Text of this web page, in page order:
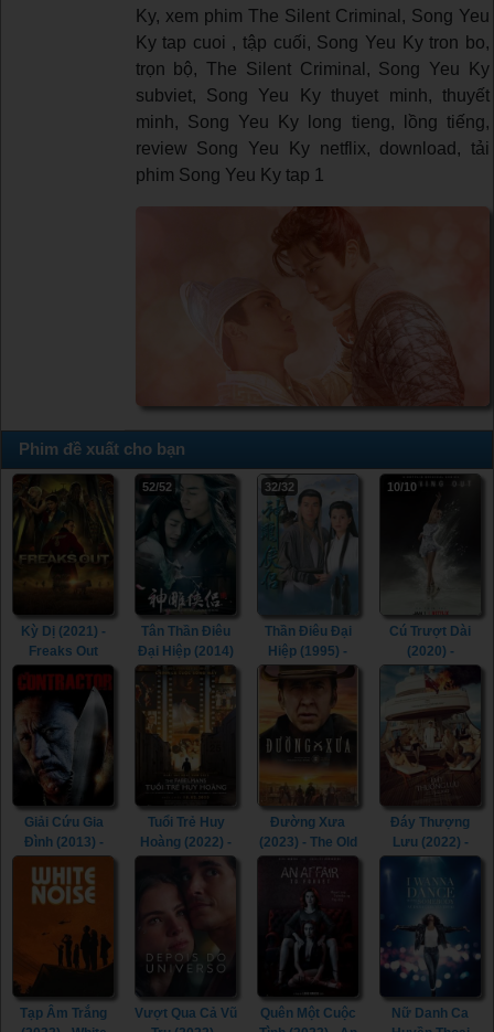
Ky, xem phim The Silent Criminal, Song Yeu
Ky tap cuoi , tập cuối, Song Yeu Ky tron bo,
trọn bộ, The Silent Criminal, Song Yeu Ky
subviet, Song Yeu Ky thuyet minh, thuyết
minh, Song Yeu Ky long tieng, lồng tiếng,
review Song Yeu Ky netflix, download, tải
phim Song Yeu Ky tap 1
Phim đề xuất cho bạn
Kỳ Dị (2021) -
Freaks Out
(2021)
52/52
Tân Thần Điêu
Đại Hiệp (2014)
- The Romance
of the Condor
Heroes (2014)
32/32
Thần Điêu Đại
Hiệp (1995) -
Return of The
Condor Heroes
(1995)
10/10
Cú Trượt Dài
(2020) -
Spinning Out
(2020)
Giải Cứu Gia
Đình (2013) -
(2013)
Tuổi Trẻ Huy
Hoàng (2022) -
The Fabelmans
(2022)
Đường Xưa
(2023) - The Old
Way (2023)
Đáy Thượng
Lưu (2022) -
Triangle of
Sadness (2022)
Tạp Âm Trắng
Vượt Qua Cả Vũ
Quên Một Cuộc
Nữ Danh Ca